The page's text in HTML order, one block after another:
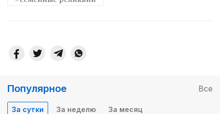
Популярное Все
За сутки За неделю За месяц